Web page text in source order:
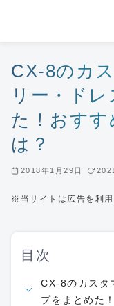
CX-8のカ
リー・ド
た！おすす
は？
2018年1月29日
※当サイトは広告を利用
目次
CX-8のカスタ
プをまとめた